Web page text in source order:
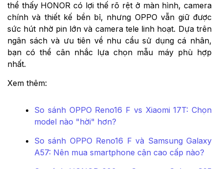
thể thấy HONOR có lợi thế rõ rệt ở màn hình, camera
chính và thiết kế bền bỉ, nhưng OPPO vẫn giữ được
sức hút nhờ pin lớn và camera tele linh hoạt. Dựa trên
ngân sách và ưu tiên về nhu cầu sử dụng cá nhân,
bạn có thể cân nhắc lựa chọn mẫu máy phù hợp
nhất.
Xem thêm:
So sánh OPPO Reno16 F vs Xiaomi 17T: Chọn
model nào "hời" hơn?
So sánh OPPO Reno16 F và Samsung Galaxy
A57: Nên mua smartphone cận cao cấp nào?